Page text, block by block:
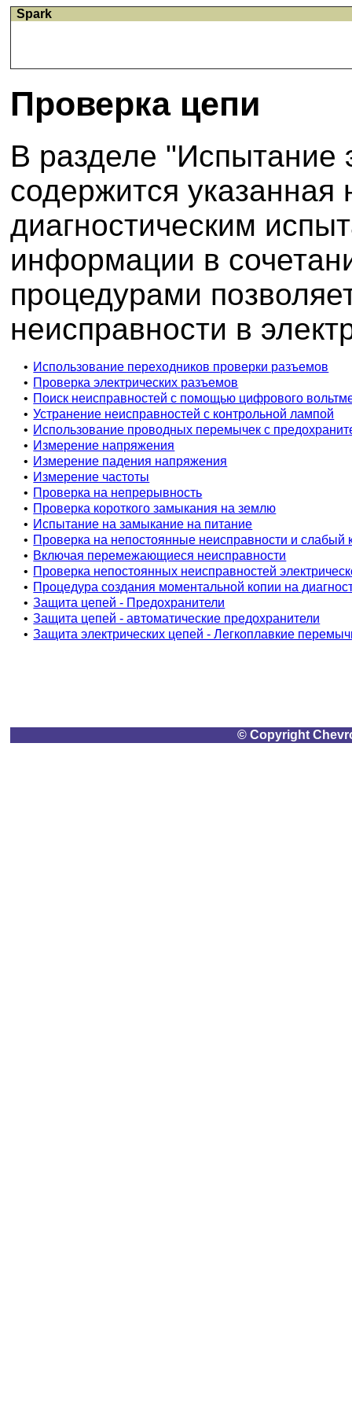
Spark
Проверка цепи
В разделе "Испытание
содержится
диагностическим
информации в
процедурами
неисправности в
• Использование переходников проверки разъемов
• Проверка электрических разъемов
• Поиск неисправностей с помощью цифрового
• Устранение неисправностей с контрольной лампой
• Использование проводных перемычек с
• Измерение напряжения
• Измерение падения напряжения
• Измерение частоты
• Проверка на непрерывность
• Проверка короткого замыкания на землю
• Испытание на замыкание на питание
• Проверка на непостоянные неисправности и слабый
• Включая перемежающиеся неисправности
• Проверка непостоянных неисправностей
• Процедура создания моментальной копии на
• Защита цепей - Предохранители
• Защита цепей - автоматические предохранители
• Защита электрических цепей - Легкоплавкие
© Copyright